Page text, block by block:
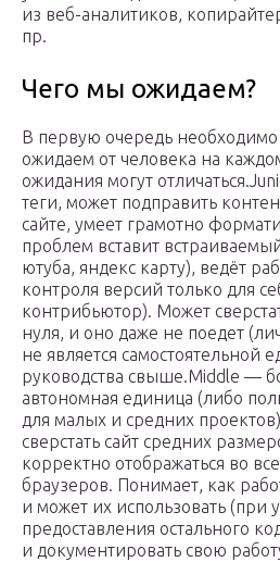
из веб-аналитиков,
пр.
Чего мы ожидаем?
В первую очередь необходимо
ожидаем от человека на
ожидания могут
теги, может подправить
сайте, умеет грамотно
проблем вставит
ютуба, яндекс карту), ведёт
контроля версий только для
контрибьютор). Может
нуля, и оно даже не поедет
не является самостоятельной
руководства свыше.Middle —
автономная единица (либо
для малых и средних
сверстать сайт средних
корректно отображаться во
браузеров. Понимает, как
и может их использовать (при
предоставления остального
и документировать свою